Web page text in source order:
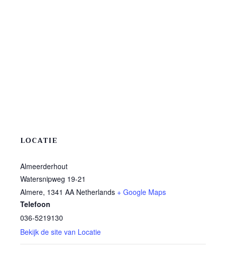
LOCATIE
Almeerderhout
Watersnipweg 19-21
Almere, 1341 AA Netherlands + Google Maps
Telefoon
036-5219130
Bekijk de site van Locatie